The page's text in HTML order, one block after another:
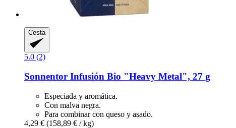
Cesta
5.0 (2)
Sonnentor Infusión Bio "Heavy Metal", 27 g
Especiada y aromática.
Con malva negra.
Para combinar con queso y asado.
4,29 € (158,89 € / kg)